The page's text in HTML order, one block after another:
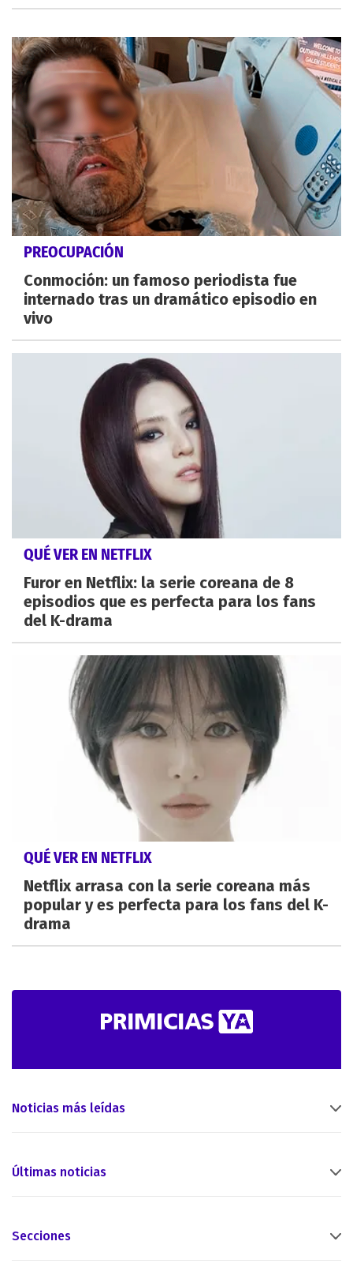
PREOCUPACIÓN
Conmoción: un famoso periodista fue
internado tras un dramático episodio en
vivo
QUÉ VER EN NETFLIX
Furor en Netflix: la serie coreana de 8
episodios que es perfecta para los fans
del K-drama
QUÉ VER EN NETFLIX
Netflix arrasa con la serie coreana más
popular y es perfecta para los fans del K-
drama
Noticias más leídas
Últimas noticias
Secciones